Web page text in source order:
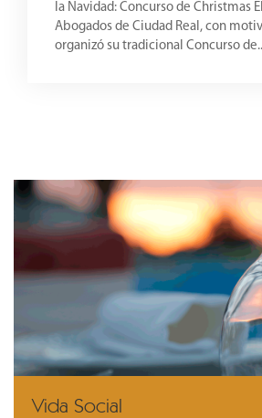
la Navidad: Concurso de Christmas
Abogados de Ciudad Real, con
organizó su tradicional Concurso
Vida Social